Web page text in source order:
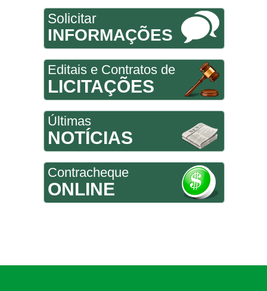
Solicitar
INFORMAÇÕES
Editais e Contratos de
LICITAÇÕES
Últimas
NOTÍCIAS
Contracheque
ONLINE